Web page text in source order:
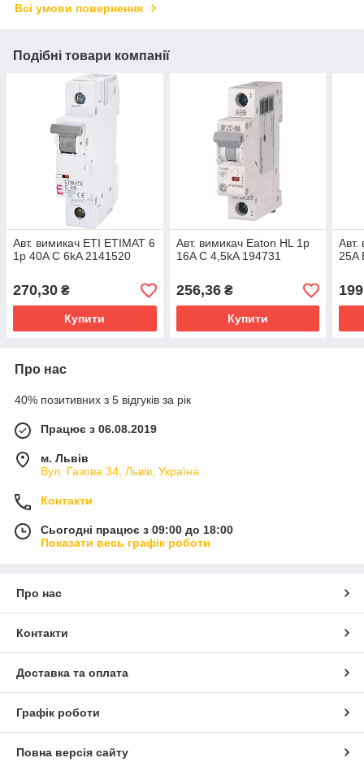
Всі умови повернення
Подібні товари компанії
Авт. вимикач ETI ETIMAT 6
1p 40A C 6kA 2141520
270,30 ₴
Купити
Авт. вимикач Eaton HL 1p
16A C 4,5kA 194731
256,36₴
Купити
Авт.
25A
Про нас
40% позитивних з 5 відгуків за рік
Працює з 06.08.2019
м. Львів
Вул. Газова 34, Львів, Україна
Контакти
Сьогодні працює з 09:00 до 18:00
Показати весь графік роботи
Про нас
Контакти
Доставка та оплата
Графік роботи
Повна версія сайту